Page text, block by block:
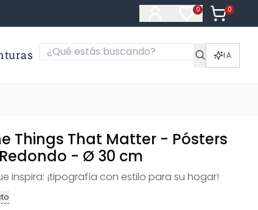
0
Artículos en
0
Artículos
IA
Things That Matter - Pósters
- Ø 30 cm
inspira: ¡tipografía con estilo para su hogar!